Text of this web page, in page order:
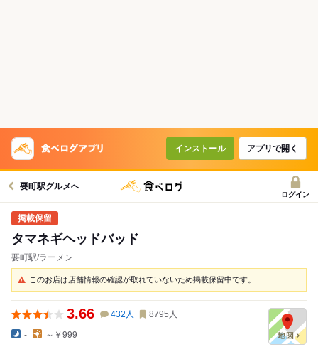
インストール アプリで開く
要町駅グルメへ
ログイン
タマネギヘッドバッド
要町駅/ラーメン
このお店は店舗情報の確認が取れていないため掲載保留中です。
3.66 432 人 8795 人
- ～￥999